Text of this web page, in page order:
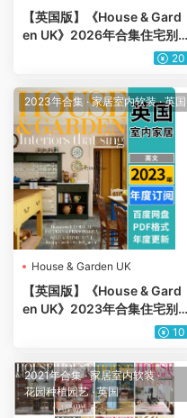
【英国版】《House & Gard
en UK》2026年合集住宅别
墅室内软装花园庭院设计杂志
20
2023年合集 ·家居室内软装·英国
House & Garden UK
【英国版】《House & Gard
en UK》2023年合集住宅别
墅室内软装花园庭院设计杂志
10
2021年合集·家居室内软装·
花园种植园艺·英国